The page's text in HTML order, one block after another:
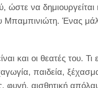
να δημιουργείται
Μπαμπινιώτη. Ένας
και οι θεατές του. Τι
παιδεία,
αισθητική